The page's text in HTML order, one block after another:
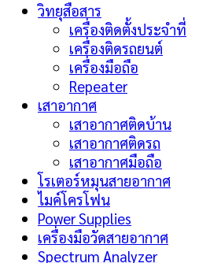
วิทยุสือสาร
เครื่องติดตั้งประจำที่
เครื่องติดรถยนต์
เครื่องมือถือ
Repeater
เสาอากาศ
เสาอากาศติดบ้าน
เสาอากาศติดรถ
เสาอากาศมือถือ
โรเตอร์หมุนสายอากาศ
ไมค์โครโฟน
Power Supplies
เครื่องมือวัดสายอากาศ
Spectrum Analyzer